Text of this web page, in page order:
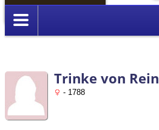
Anmelden
Trinke von Rein
- 1788